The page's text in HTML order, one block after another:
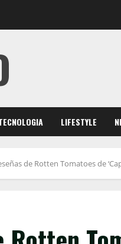
LIFESTYLE
de Rotten Tomatoes de